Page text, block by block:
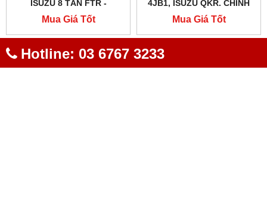
HỔ TRỢ TRỰC TUYẾN
ISUZU 8 TẤN FTR -
1475700503
Mua Giá Tốt
4JB1, ISUZU QKR. CHÍNH
HÃNG, GIÁ TỐT
Mua Giá Tốt
Hotline: 03 6767 3233